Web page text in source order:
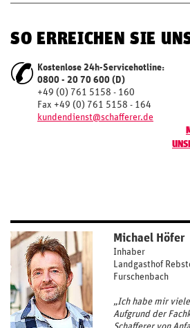
SO ERREICHEN SIE
Kostenlose 24h-Servicehotline:
0800 - 20 70 600 (D)
+49 (0) 761 5158 - 160
Fax +49 (0) 761 5158 - 164
kundendienst@schafferer.de
Michael Höfer
Inhaber
Landgasthof
Furschenbach
„Ich habe mir
Aufgrund der